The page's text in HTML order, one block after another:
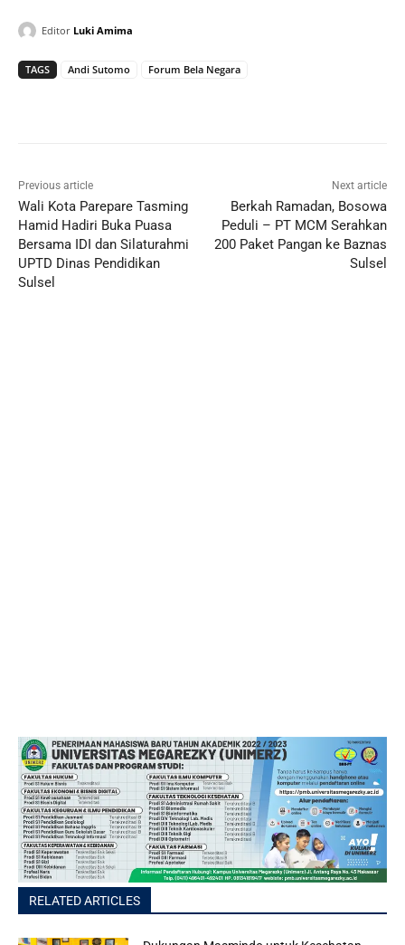
Editor Luki Amima
TAGS Andi Sutomo Forum Bela Negara
Previous article
Wali Kota Parepare Tasming
Hamid Hadiri Buka Puasa
Bersama IDI dan Silaturahmi
UPTD Dinas Pendidikan
Sulsel
Next article
Berkah Ramadan, Bosowa
Peduli – PT MCM Serahkan
200 Paket Pangan ke Baznas
Sulsel
RELATED ARTICLES